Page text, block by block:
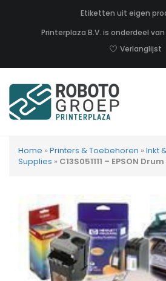
Etiketten uit eigen
Printerplaza B.V. is onderdeel
Verlanglijst
Home » Printers & Toebehoren » Inkt
Supplies » C13S051111 – EPSON